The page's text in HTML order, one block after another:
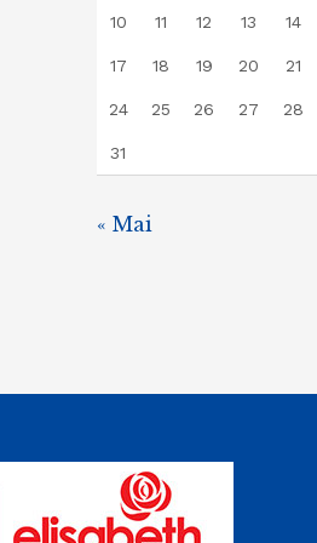
10 11 12 13 14
17 18 19 20 21
24 25 26 27 28
31
« Mai